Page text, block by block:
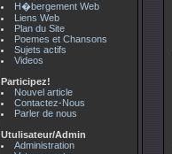
H�bergement Web
Liens Web
Plan du Site
Poemes et Chansons
Sujets actifs
Videos
Participez!
Nouvel article
Contactez-Nous
Parler de nous
Utulisateur/Admin
Administration